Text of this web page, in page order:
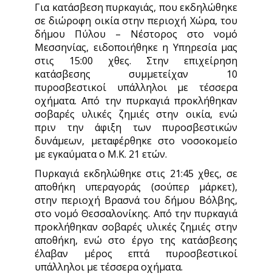
Για κατάσβεση πυρκαγιάς, που εκδηλώθηκε
σε διώροφη οικία στην περιοχή Χώρα, του
δήμου Πύλου – Νέστορος στο νομό
Μεσσηνίας, ειδοποιήθηκε η Υπηρεσία μας
στις 15:00 χθες. Στην επιχείρηση
κατάσβεσης συμμετείχαν 10
πυροσβεστικοί υπάλληλοι με τέσσερα
οχήματα. Από την πυρκαγιά προκλήθηκαν
σοβαρές υλικές ζημιές στην οικία, ενώ
πριν την άφιξη των πυροσβεστικών
δυνάμεων, μεταφέρθηκε στο νοσοκομείο
με εγκαύματα ο Μ.Κ. 21 ετών.
Πυρκαγιά εκδηλώθηκε στις 21:45 χθες, σε
αποθήκη υπεραγοράς (σούπερ μάρκετ),
στην περιοχή Βρασνά του δήμου Βόλβης,
στο νομό Θεσσαλονίκης. Από την πυρκαγιά
προκλήθηκαν σοβαρές υλικές ζημιές στην
αποθήκη, ενώ στο έργο της κατάσβεσης
έλαβαν μέρος επτά πυροσβεστικοί
υπάλληλοι με τέσσερα οχήματα.